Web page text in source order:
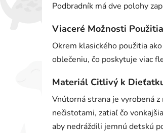
Podbradník má dve polohy
Viaceré Možnosti
Okrem klasického použitia
oblečeniu, čo poskytuje viac
Materiál Citlivý k
Vnútorná strana je vyrobená
nečistotami, zatiaľ čo
aby nedráždili jemnú detskú